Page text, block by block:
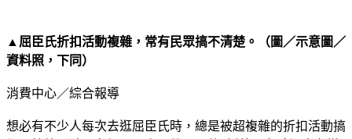
▲屈臣氏折扣活動複雜，常有民眾搞不清楚。（圖／示意圖／
資料照，下同）
消費中心／綜合報導
想必有不少人每次去逛屈臣氏時，總是被超複雜的折扣活動搞